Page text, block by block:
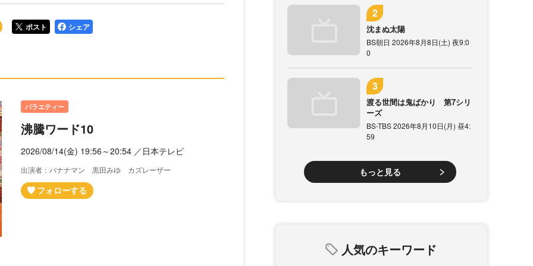
ポスト シェア
バラエティー
沸騰ワード10
2026/08/14(金) 19:56～20:54 ／日本テレビ
出演者：バナナマン 黒田みゆ カズレーザー
沈まぬ太陽
BS朝日 2026年8月8日(土) 夜9:0
0
渡る世間は鬼ばかり 第7シリ
ーズ
BS-TBS 2026年8月10日(月) 昼4:
59
もっと見る
人気のキーワード